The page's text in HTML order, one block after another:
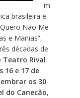
m
brasileira e
Não Me
e Manias”,
décadas de
Teatro Rival
16 e 17 de
os 30
do Canecão,